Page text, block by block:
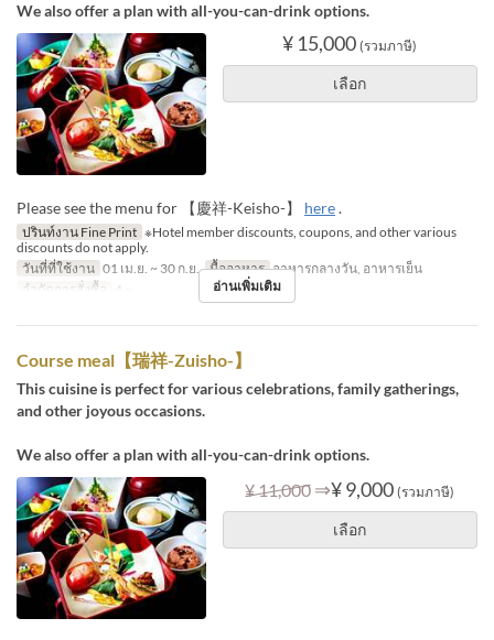
We also offer a plan with all-you-can-drink options.
¥ 15,000 (รวมภาษี)
เลือก
Please see the menu for 【慶祥-Keisho-】 here.
ปรินท์งาน Fine Print ※Hotel member discounts, coupons, and other various
discounts do not apply.
วันที่ที่ใช้งาน 01 เม.ย. ~ 30 ก.ย. มื้ออาหาร อาหารกลางวัน, อาหารเย็น
จำกัดการสั่งซื้อ
4 ~ อ่านเพิ่มเติม
Course meal【瑞祥-Zuisho-】
This cuisine is perfect for various celebrations, family gatherings,
and other joyous occasions.
We also offer a plan with all-you-can-drink options.
¥ 11,000 ⇒¥ 9,000 (รวมภาษี)
เลือก